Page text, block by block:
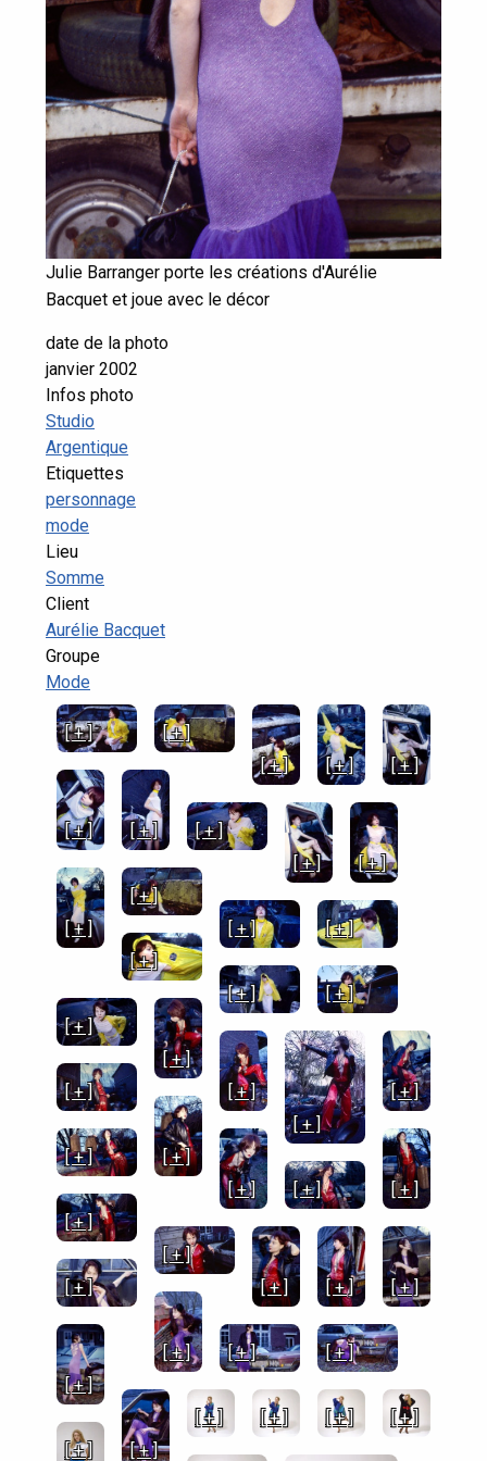
Julie Barranger porte les créations d'Aurélie
Bacquet et joue avec le décor
date de la photo
janvier 2002
Infos photo
Studio
Argentique
Etiquettes
personnage
mode
Lieu
Somme
Client
Aurélie Bacquet
Groupe
Mode
[ + ]
[ + ]
[ + ]
[ + ] [ + ]
[ + ] [ + ]
[ + ]
[ + ]
[ + ]
[ + ]
[ + ]
[ + ]
[ + ]
[ + ]
[ + ]
[ + ]
[ + ]
[ + ]
[ + ]
[ + ]
[ + ]
[ + ]
[ + ]
[ + ]
[ + ]
[ + ]
[ + ]
[ + ]
[ + ]
[ + ]
[ + ]
[ + ] [ + ]
[ + ]
[ + ]
[ + ] [ + ]
[ + ]
[ + ] [ + ] [ + ]
[ + ]
[ + ]